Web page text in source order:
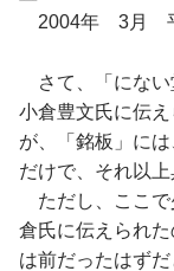
2004年 3月 平
さて、「にない
小倉豊文氏に伝
が、「銘板」に
だけで、それ以上
ただし、ここで
倉氏に伝えられ
は前だったはず